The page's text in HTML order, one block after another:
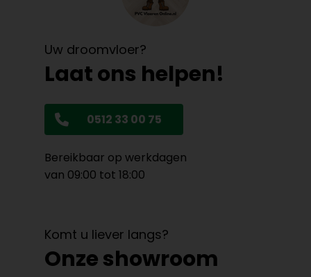
Uw droomvloer?
Laat ons helpen!
0512 33 00 75
Bereikbaar op werkdagen
van 09:00 tot 18:00
Komt u liever langs?
Onze showroom